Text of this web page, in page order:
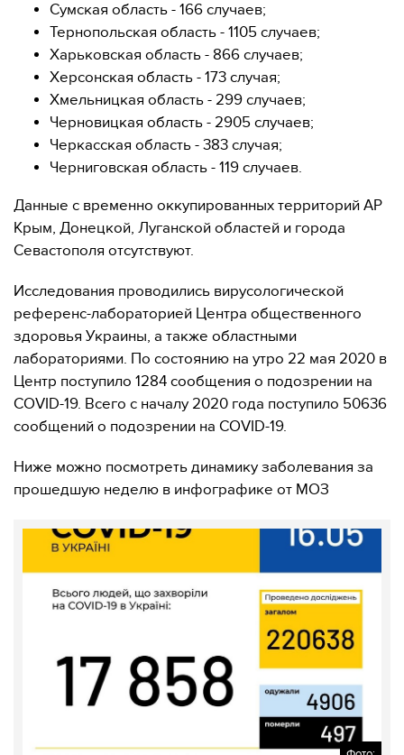
Сумская область - 166 случаев;
Тернопольская область - 1105 случаев;
Харьковская область - 866 случаев;
Херсонская область - 173 случая;
Хмельницкая область - 299 случаев;
Черновицкая область - 2905 случаев;
Черкасская область - 383 случая;
Черниговская область - 119 случаев.
Данные с временно оккупированных территорий АР
Крым, Донецкой, Луганской областей и города
Севастополя отсутствуют.
Исследования проводились вирусологической
референс-лабораторией Центра общественного
здоровья Украины, а также областными
лабораториями. По состоянию на утро 22 мая 2020 в
Центр поступило 1284 сообщения о подозрении на
COVID-19. Всего с началу 2020 года поступило 50636
сообщений о подозрении на COVID-19.
Ниже можно посмотреть динамику заболевания за
прошедшую неделю в инфографике от МОЗ